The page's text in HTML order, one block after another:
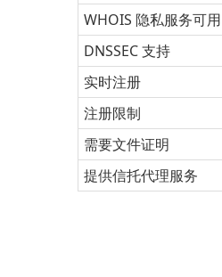
WHOIS 隐私服务可用
DNSSEC 支持
实时注册
注册限制
需要文件证明
提供信托代理服务